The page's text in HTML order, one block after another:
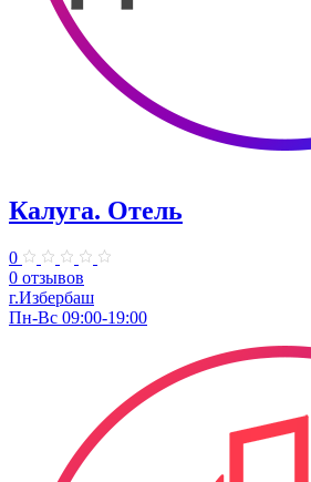
Калуга. Отель
0
0 отзывов
г.Избербаш
Пн-Вс 09:00-19:00